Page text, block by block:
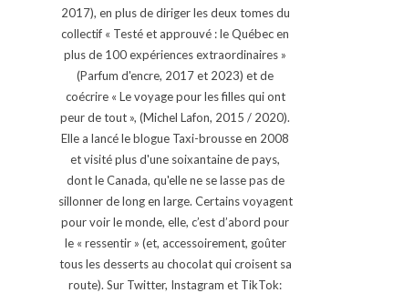
2017), en plus de diriger les deux tomes du
collectif « Testé et approuvé : le Québec en
plus de 100 expériences extraordinaires »
(Parfum d'encre, 2017 et 2023) et de
coécrire « Le voyage pour les filles qui ont
peur de tout », (Michel Lafon, 2015 / 2020).
Elle a lancé le blogue Taxi-brousse en 2008
et visité plus d'une soixantaine de pays,
dont le Canada, qu'elle ne se lasse pas de
sillonner de long en large. Certains voyagent
pour voir le monde, elle, c’est d’abord pour
le « ressentir » (et, accessoirement, goûter
tous les desserts au chocolat qui croisent sa
route). Sur Twitter, Instagram et TikTok: